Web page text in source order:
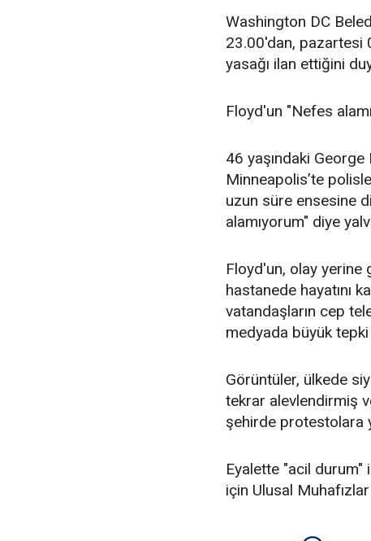
Washington DC
23.00'dan, pazartesi
yasağı ilan ettiğini
Floyd'un "Nefes
46 yaşındaki George
Minneapolis’te
uzun süre ensesine
alamıyorum" diye
Floyd'un, olay yerine
hastanede hayatını
vatandaşların cep
medyada büyük tepki
Görüntüler, ülkede
tekrar alevlendirmiş
şehirde protestolara
Eyalette "acil durum"
için Ulusal